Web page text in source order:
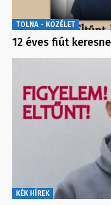
TOLNA - KÖZÉLET
12 éves fiút
KÉK HÍREK